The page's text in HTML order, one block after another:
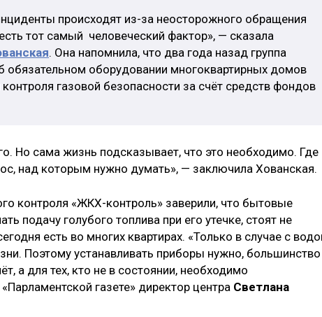
происходят из-за неосторожного обращения
тот самый человеческий фактор», — сказала
. Она напомнила, что два года назад группа
обязательном оборудовании многоквартирных домов
газовой безопасности за счёт средств фондов
Но сама жизнь подсказывает, что это необходимо. Где
над которым нужно думать», — заключила Хованская.
контроля «ЖКХ-контроль» заверили, что бытовые
подачу голубого топлива при его утечке, стоят не
есть во многих квартирах. «Только в случае с
Поэтому устанавливать приборы нужно, большинство
а для тех, кто не в состоянии, необходимо
газете» директор центра Светлана